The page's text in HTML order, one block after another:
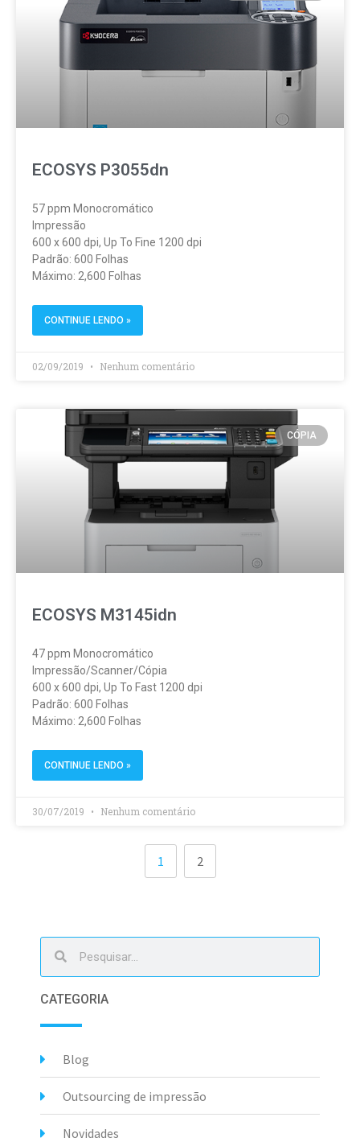
ECOSYS P3055dn
57 ppm Monocromático
Impressão
600 x 600 dpi, Up To Fine 1200 dpi
Padrão: 600 Folhas
Máximo: 2,600 Folhas
CONTINUE LENDO »
02/09/2019 Nenhum comentário
CÓPIA
ECOSYS M3145idn
47 ppm Monocromático
Impressão/Scanner/Cópia
600 x 600 dpi, Up To Fast 1200 dpi
Padrão: 600 Folhas
Máximo: 2,600 Folhas
CONTINUE LENDO »
30/07/2019 Nenhum comentário
1 2
CATEGORIA
Blog
Outsourcing de impressão
Novidades